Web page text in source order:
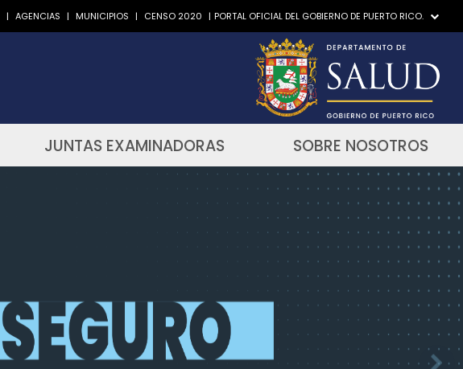
| AGENCIAS | MUNICIPIOS | CENSO 2020 | PORTAL OFICIAL DEL GOBIERNO DE PUERTO RICO.
JUNTAS EXAMINADORAS SOBRE NOSOTROS